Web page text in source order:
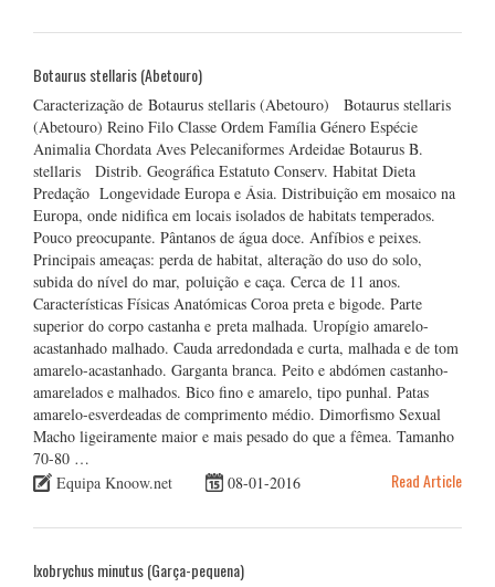
Botaurus stellaris (Abetouro)
Caracterização de Botaurus stellaris (Abetouro) Botaurus stellaris
(Abetouro) Reino Filo Classe Ordem Família Género Espécie
Animalia Chordata Aves Pelecaniformes Ardeidae Botaurus B.
stellaris Distrib. Geográfica Estatuto Conserv. Habitat Dieta
Predação Longevidade Europa e Ásia. Distribuição em mosaico na
Europa, onde nidifica em locais isolados de habitats temperados.
Pouco preocupante. Pântanos de água doce. Anfíbios e peixes.
Principais ameaças: perda de habitat, alteração do uso do solo,
subida do nível do mar, poluição e caça. Cerca de 11 anos.
Características Físicas Anatómicas Coroa preta e bigode. Parte
superior do corpo castanha e preta malhada. Uropígio amarelo-
acastanhado malhado. Cauda arredondada e curta, malhada e de tom
amarelo-acastanhado. Garganta branca. Peito e abdómen castanho-
amarelados e malhados. Bico fino e amarelo, tipo punhal. Patas
amarelo-esverdeadas de comprimento médio. Dimorfismo Sexual
Macho ligeiramente maior e mais pesado do que a fêmea. Tamanho
70-80 …
Equipa Knoow.net
08-01-2016 Read Article
Ixobrychus minutus (Garça-pequena)